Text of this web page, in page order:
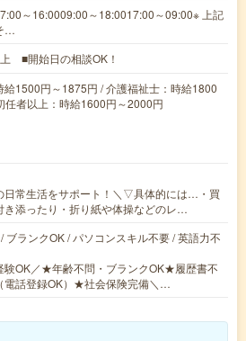
～16:0009:00～18:0017:00～09:00※ 上記
…
■開始日の相談OK！
給1500円～1875円 / 介護福祉士：時給1800
任者以上：時給1600円～2000円
日常生活をサポート！＼▽具体的には…・買
き添ったり・折り紙や体操などのレ…
ブランクOK / パソコンスキル不要 / 英語力不
験OK／★年齢不問・ブランクOK★履歴書不
電話登録OK）★社会保険完備＼…